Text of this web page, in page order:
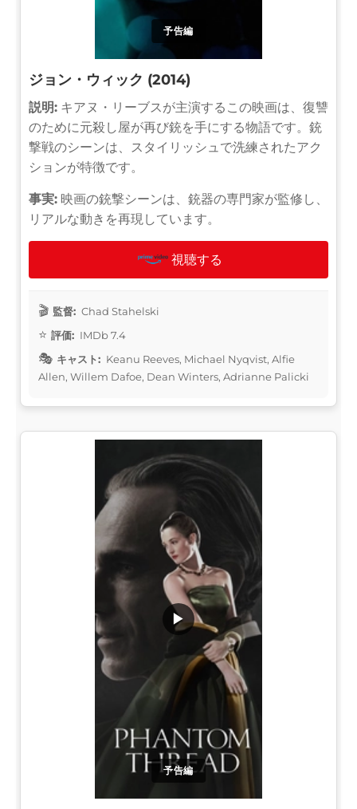
予告編
ジョン・ウィック (2014)
説明: キアヌ・リーブスが主演するこの映画は、復讐
のために元殺し屋が再び銃を手にする物語です。銃
撃戦のシーンは、スタイリッシュで洗練されたアク
ションが特徴です。
事実: 映画の銃撃シーンは、銃器の専門家が監修し、
リアルな動きを再現しています。
視聴する
監督: Chad Stahelski
評価: IMDb 7.4
キャスト: Keanu Reeves, Michael Nyqvist, Alfie
Allen, Willem Dafoe, Dean Winters, Adrianne Palicki
予告編
▶